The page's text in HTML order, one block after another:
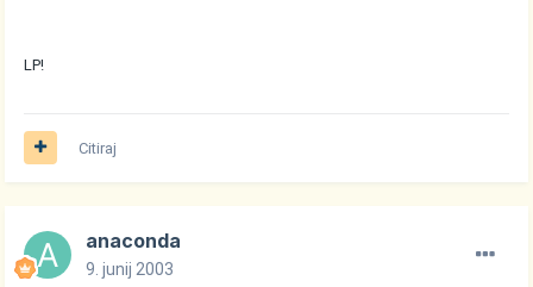
LP!
Citiraj
anaconda
9. junij 2003